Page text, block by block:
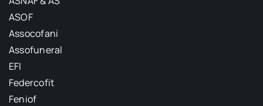
ASOF
Assocofani
Assofuneral
EFI
Federcofit
Feniof